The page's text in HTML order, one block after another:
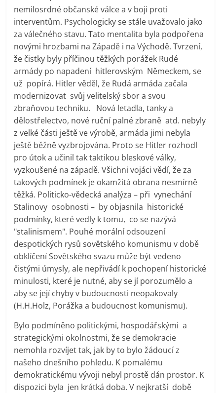
nemilosrdné občanské válce a v boji proti
interventům. Psychologicky se stále uvažovalo jako
za válečného stavu. Tato mentalita byla podpořena
novými hrozbami na Západě i na Východě. Tvrzení,
že čistky byly příčinou těžkých porážek Rudé
armády po napadení hitlerovským Německem, se
už popírá. Hitler věděl, že Rudá armáda začala
modernizovat svůj velitelský sbor a svou
zbraňovou techniku. Nová letadla, tanky a
dělostřelectvo, nové ruční palné zbraně atd. nebyly
z velké části ještě ve výrobě, armáda jimi nebyla
ještě běžně vyzbrojována. Proto se Hitler rozhodl
pro útok a učinil tak taktikou bleskové války,
vyzkoušené na západě. Všichni vojáci vědí, že za
takových podmínek je okamžitá obrana nesmírně
těžká. Politicko-vědecká analýza – při vynechání
Stalinovy osobnosti – by objasnila historické
podmínky, které vedly k tomu, co se nazývá
"stalinismem". Pouhé morální odsouzení
despotických rysů sovětského komunismu v době
obklíčení Sovětského svazu může být vedeno
čistými úmysly, ale nepřivádí k pochopení historické
minulosti, které je nutné, aby se jí porozumělo a
aby se její chyby v budoucnosti neopakovaly
(H.H.Holz, Porážka a budoucnost komunismu).
Bylo podmíněno politickými, hospodářskými a
strategickými okolnostmi, že se demokracie
nemohla rozvíjet tak, jak by to bylo žádoucí z
našeho dnešního pohledu. K pomalému
demokratickému vývoji nebyl prostě dán prostor. K
dispozici byla jen krátká doba. V nejkratší době